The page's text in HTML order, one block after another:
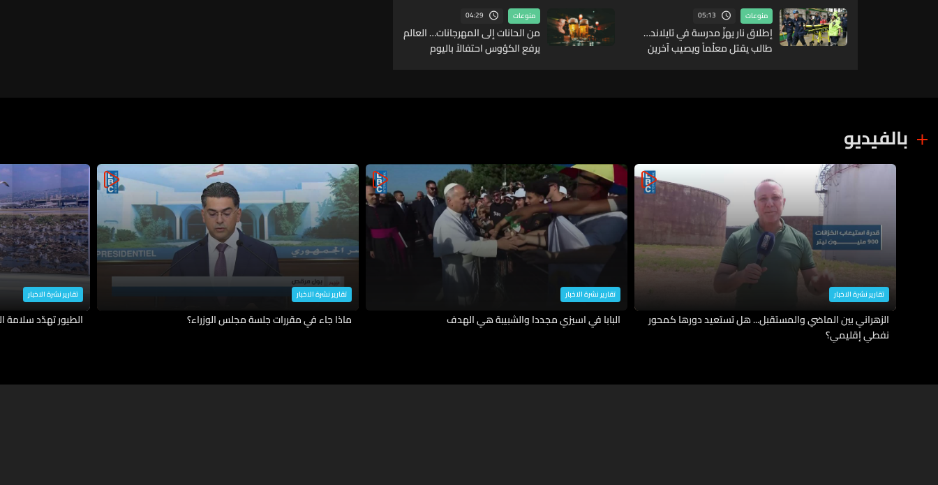
منوعات 05:13
إطلاق نار يهزّ مدرسة في تايلاند…
طالب يقتل معلّماً ويصيب آخرين
منوعات 04:29
من الحانات إلى المهرجانات… العالم
يرفع الكؤوس احتفالاً باليوم
بالفيديو
تقارير نشرة الاخبار
الزهراني بين الماضي والمستقبل... هل تستعيد دورها كمحور
نفطي إقليمي؟
تقارير نشرة الاخبار
البابا في اسيزي مجددا والشبيبة هي الهدف
تقارير نشرة الاخبار
ماذا جاء في مقررات جلسة مجلس الوزراء؟
تقارير نشرة الاخبار
الطيور تهدّد سلامة